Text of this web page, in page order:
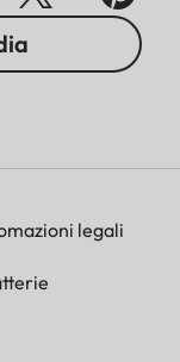
legali